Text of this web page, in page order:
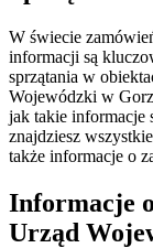
W świecie
informacji są
sprzątania w
Wojewódzki w
jak takie informacje
znajdziesz
także informacje o
Informacje
Urząd